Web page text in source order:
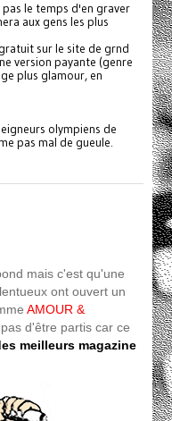
le temps d'en graver
aux gens les plus
sur le site de grnd
version payante (genre
plus glamour, en
olympiens de
pas mal de gueule.
mais c'est qu'une
ont ouvert un
AMOUR &
d'être partis car ce
meilleurs magazine